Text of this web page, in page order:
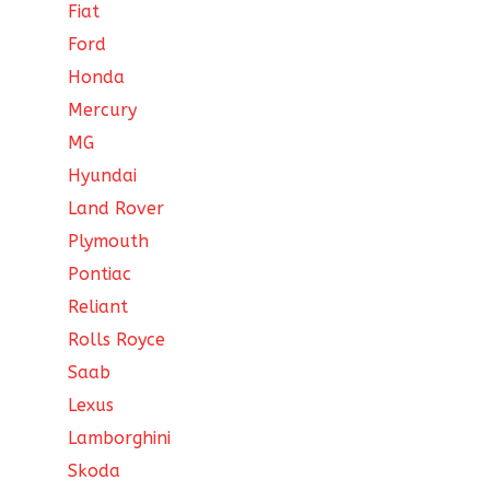
Fiat
Ford
Honda
Mercury
MG
Hyundai
Land Rover
Plymouth
Pontiac
Reliant
Rolls Royce
Saab
Lexus
Lamborghini
Skoda